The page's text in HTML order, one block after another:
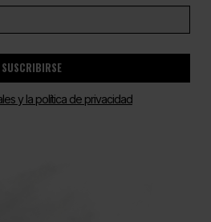
SUSCRIBIRSE
y la política de privacidad